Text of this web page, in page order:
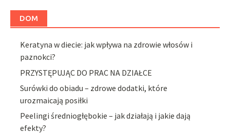
DOM
Keratyna w diecie: jak wpływa na zdrowie włosów i
paznokci?
PRZYSTĘPUJĄC DO PRAC NA DZIAŁCE
Surówki do obiadu – zdrowe dodatki, które
urozmaicają posiłki
Peelingi średniogłębokie – jak działają i jakie dają
efekty?